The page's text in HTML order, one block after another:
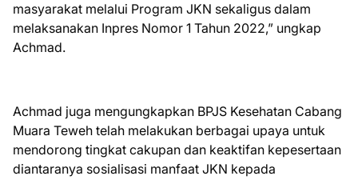
masyarakat melalui Program JKN sekaligus dalam
melaksanakan Inpres Nomor 1 Tahun 2022,” ungkap
Achmad.
Achmad juga mengungkapkan BPJS Kesehatan Cabang
Muara Teweh telah melakukan berbagai upaya untuk
mendorong tingkat cakupan dan keaktifan kepesertaan
diantaranya sosialisasi manfaat JKN kepada